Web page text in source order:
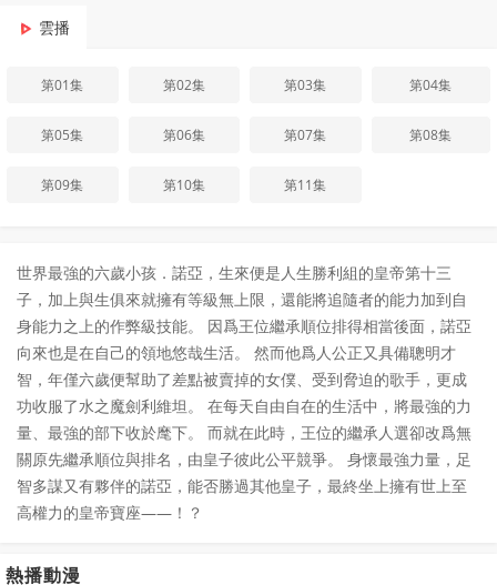
雲播
第01集 第02集 第03集 第04集
第05集 第06集 第07集 第08集
第09集 第10集 第11集
世界最強的六歲小孩．諾亞，生來便是人生勝利組的皇帝第十三
子，加上與生俱來就擁有等級無上限，還能將追隨者的能力加到自
身能力之上的作弊級技能。 因爲王位繼承順位排得相當後面，諾亞
向來也是在自己的領地悠哉生活。 然而他爲人公正又具備聰明才
智，年僅六歲便幫助了差點被賣掉的女僕、受到脅迫的歌手，更成
功收服了水之魔劍利維坦。 在每天自由自在的生活中，將最強的力
量、最強的部下收於麾下。 而就在此時，王位的繼承人選卻改爲無
關原先繼承順位與排名，由皇子彼此公平競爭。 身懷最強力量，足
智多謀又有夥伴的諾亞，能否勝過其他皇子，最終坐上擁有世上至
高權力的皇帝寶座——！？
熱播動漫